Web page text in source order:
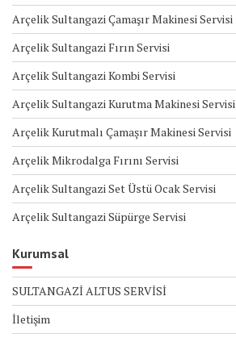
Arçelik Sultangazi Çamaşır Makinesi Servisi
Arçelik Sultangazi Fırın Servisi
Arçelik Sultangazi Kombi Servisi
Arçelik Sultangazi Kurutma Makinesi Servisi
Arçelik Kurutmalı Çamaşır Makinesi Servisi
Arçelik Mikrodalga Fırını Servisi
Arçelik Sultangazi Set Üstü Ocak Servisi
Arçelik Sultangazi Süpürge Servisi
Kurumsal
SULTANGAZİ ALTUS SERVİSİ
İletişim